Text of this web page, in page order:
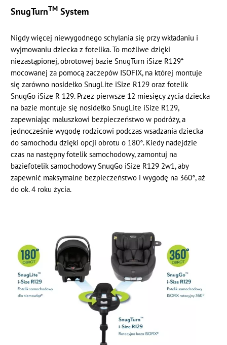
SnugTurnTM System
Nigdy więcej niewygodnego schylania się przy wkładaniu i
wyjmowaniu dziecka z fotelika. To możliwe dzięki
niezastąpionej, obrotowej bazie SnugTurn iSize R129*
mocowanej za pomocą zaczepów ISOFIX, na której montuje
się zarówno nosidełko SnugLite iSize R129 oraz fotelik
SnugGo iSize R 129. Przez pierwsze 12 miesięcy życia dziecka
na bazie montuje się nosidełko SnugLite iSize R129,
zapewniając maluszkowi bezpieczeństwo w podróży, a
jednocześnie wygodę rodzicowi podczas wsadzania dziecka
do samochodu dzięki opcji obrotu o 180°. Kiedy nadejdzie
czas na następny fotelik samochodowy, zamontuj na
baziefotelik samochodowy SnugGo iSize R129 2w1, aby
zapewnić maksymalne bezpieczeństwo i wygodę na 360°, aż
do ok. 4 roku życia.